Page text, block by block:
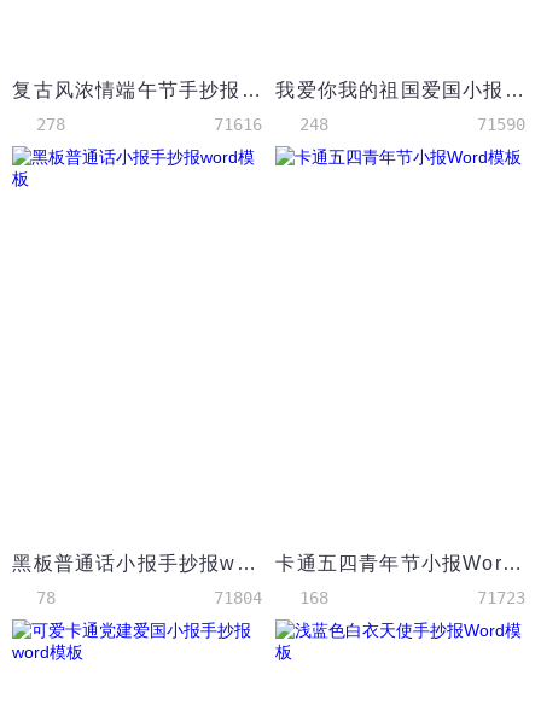
复古风浓情端午节手抄报Word模板
278 71616
我爱你我的祖国爱国小报手抄报Word模板
248 71590
黑板普通话小报手抄报word模板
78 71804
卡通五四青年节小报Word模板
168 71723